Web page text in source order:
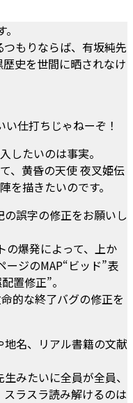
もりならば、有坂純先
史を世間に晒されなけ
仕打ちじゃねーぞ！
したいのは事実。
、黄昏の天使 夜叉姫伝
を描きたいのです。
誤字の修正をお願いし
爆発によって、上か
ージのMAP“ビッド”表
置修正”。
的な終了バグの修正を
名、リアル書籍の文献
みたいに全員が全員、
ラスラ読み解けるのは